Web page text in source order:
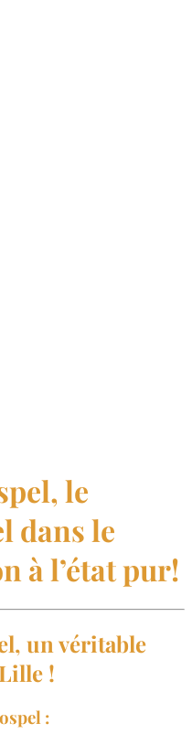
le
dans le
à l’état pur!
un véritable
!
: